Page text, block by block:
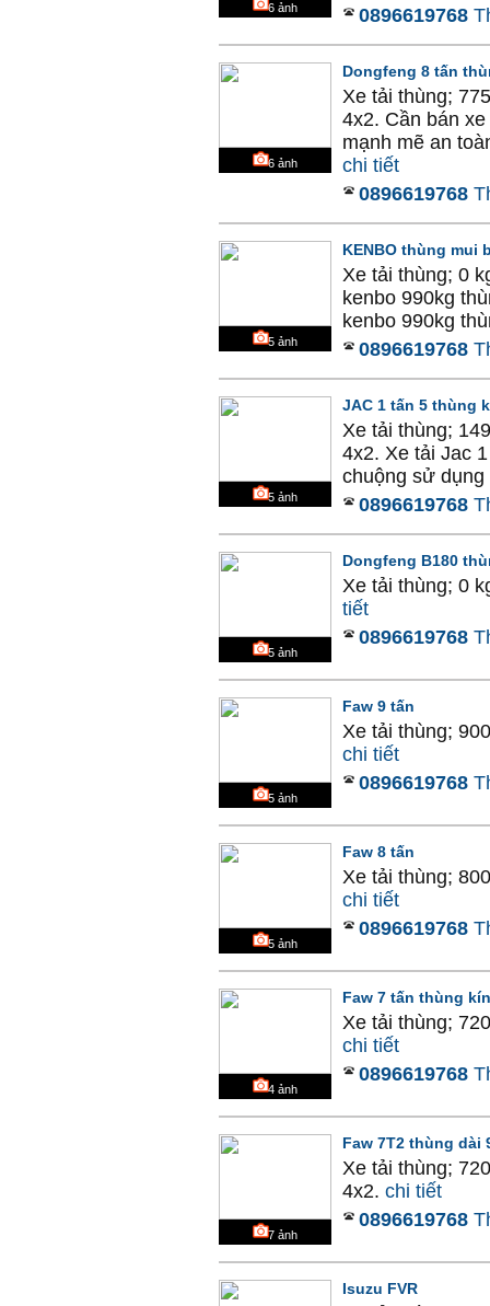
6 ảnh
0896619768
6 ảnh
Dongfeng 8 tấn
Xe tải thùng;
4x2. Cần bán
mạnh mẽ an
chi tiết
0896619768
5 ảnh
KENBO thùng mui
Xe tải thùng; 0
kenbo 990kg
kenbo 990kg
0896619768
5 ảnh
JAC 1 tấn 5 thùng
Xe tải thùng;
4x2. Xe tải Jac
chuộng sử
0896619768
5 ảnh
Dongfeng B180
Xe tải thùng; 0
tiết
0896619768
5 ảnh
Faw 9 tấn
Xe tải thùng;
chi tiết
0896619768
5 ảnh
Faw 8 tấn
Xe tải thùng;
chi tiết
0896619768
4 ảnh
Faw 7 tấn thùng
Xe tải thùng;
chi tiết
0896619768
7 ảnh
Faw 7T2 thùng dài
Xe tải thùng;
4x2. chi tiết
0896619768
Isuzu FVR